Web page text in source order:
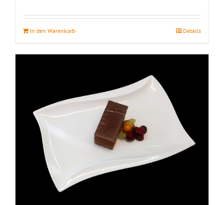
In den Warenkorb Details